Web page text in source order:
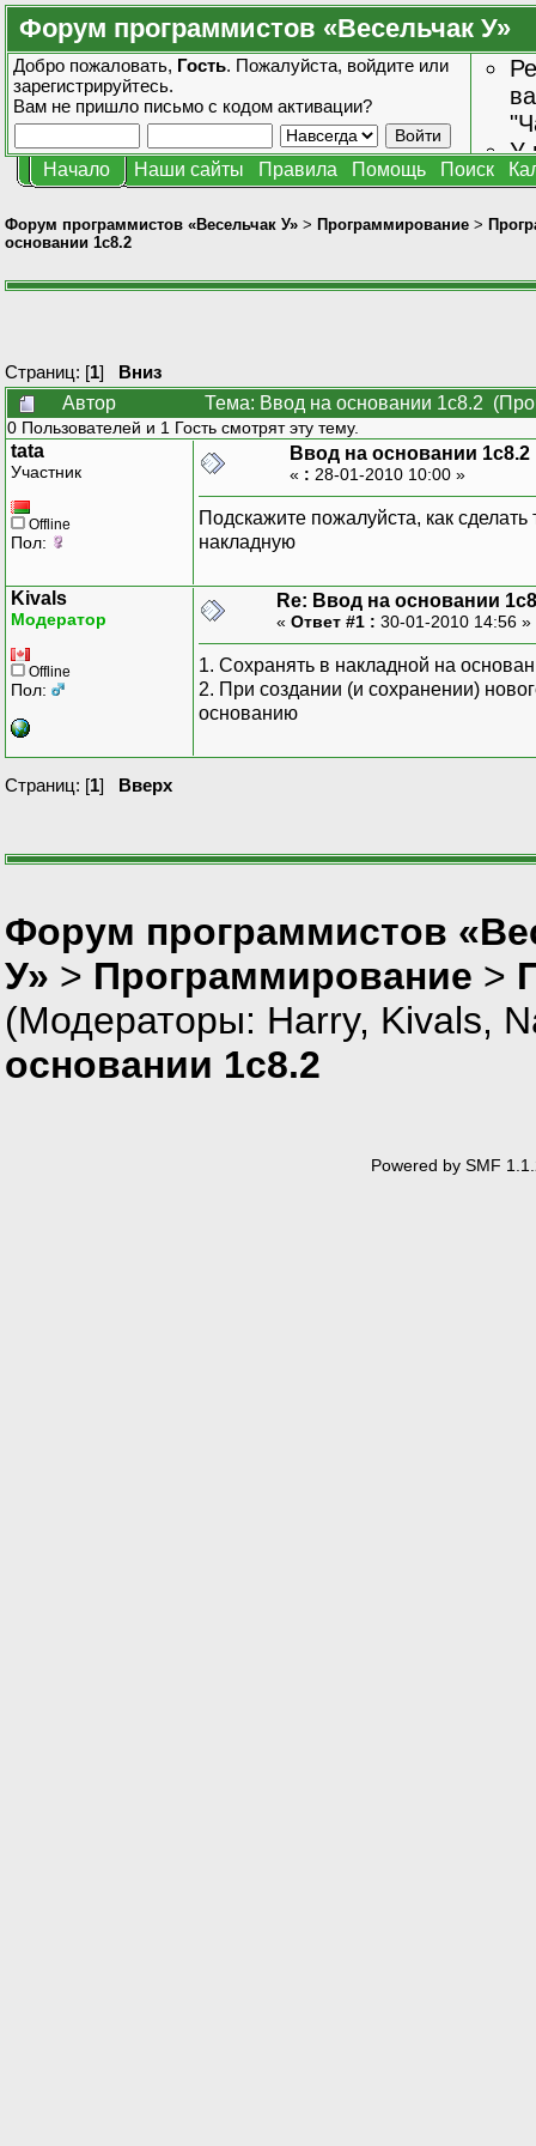
Форум программистов «Весельчак У»
Добро пожаловать, Гость. Пожалуйста, войдите или
зарегистрируйтесь.
Вам не пришло письмо с кодом активации?
У
Начало Наши сайты Правила Помощь Поиск
Форум программистов «Весельчак У» > Программирование >
основании 1с8.2
Страниц: [1] Вниз
Автор
Тема: Ввод на основании 1с8.2
0 Пользователей и 1 Гость смотрят эту тему.
tata
Участник
Offline
Пол:
Ввод на основании 1с8.2
« : 28-01-2010 10:00 »
Подскажите пожалуйста, как
накладную
Kivals
Модератор
Offline
Пол:
Re: Ввод на основании
« Ответ #1 : 30-01-2010 14:56 »
1. Сохранять в накладной на
2. При создании (и сохранении)
основанию
Страниц: [1] Вверх
Форум программистов
У» > Программирование >
(Модераторы: Harry, Kivals,
основании 1с8.2
Powered by SMF